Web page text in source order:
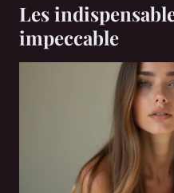
Les
impeccable